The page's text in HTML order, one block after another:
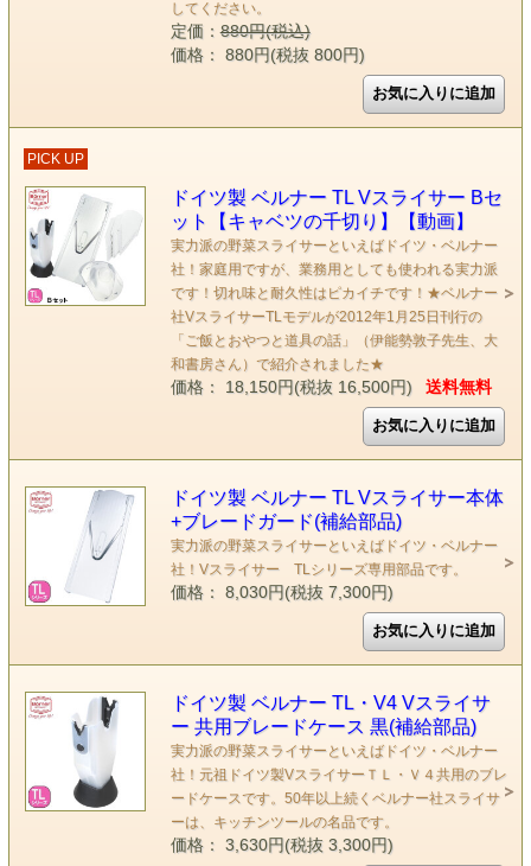
してください。
定価：880円(税込)
価格： 880円(税抜 800円)
PICK UP
ドイツ製 ベルナー TL Vスライサー Bセ
ット【キャベツの千切り】【動画】
実力派の野菜スライサーといえばドイツ・ベルナー
社！家庭用ですが、業務用としても使われる実力派
です！切れ味と耐久性はピカイチです！★ベルナー
社VスライサーTLモデルが2012年1月25日刊行の
「ご飯とおやつと道具の話」（伊能勢敦子先生、大
和書房さん）で紹介されました★
価格： 18,150円(税抜 16,500円) 送料無料
ドイツ製 ベルナー TL Vスライサー本体
+ブレードガード(補給部品)
実力派の野菜スライサーといえばドイツ・ベルナー
社！Vスライサー TLシリーズ専用部品です。
価格： 8,030円(税抜 7,300円)
ドイツ製 ベルナー TL・V4 Vスライサ
ー 共用ブレードケース 黒(補給部品)
実力派の野菜スライサーといえばドイツ・ベルナー
社！元祖ドイツ製VスライサーＴＬ・Ｖ４共用のブレ
ードケースです。50年以上続くベルナー社スライサ
ーは、キッチンツールの名品です。
価格： 3,630円(税抜 3,300円)